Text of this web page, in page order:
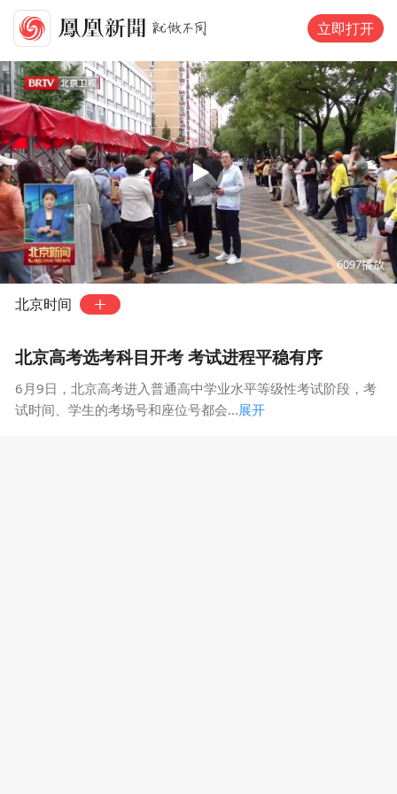
立即打开
00:00 02:04
6097播放
北京时间
北京高考选考科目开考 考试进程平稳有序
6月9日，北京高考进入普通高中学业水平等级性考试阶段，考
试时间、学生的考场号和座位号都会...展开